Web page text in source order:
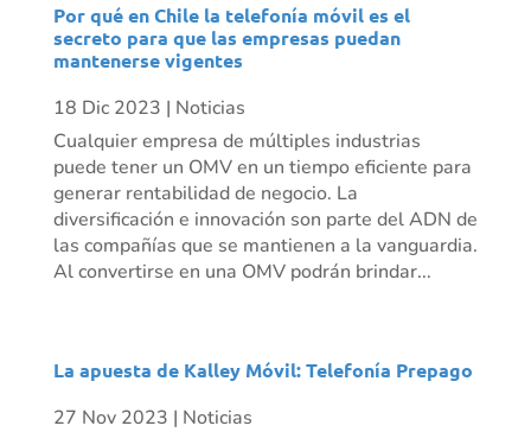
Por qué en Chile la telefonía móvil es el
secreto para que las empresas puedan
mantenerse vigentes
18 Dic 2023 | Noticias
Cualquier empresa de múltiples industrias
puede tener un OMV en un tiempo eficiente para
generar rentabilidad de negocio. La
diversificación e innovación son parte del ADN de
las compañías que se mantienen a la vanguardia.
Al convertirse en una OMV podrán brindar...
La apuesta de Kalley Móvil: Telefonía Prepago
27 Nov 2023 | Noticias